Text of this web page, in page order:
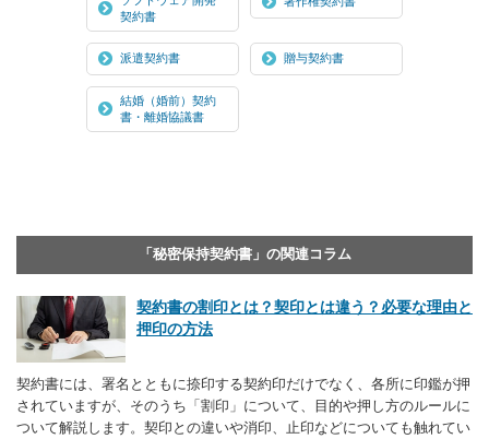
契約書
派遣契約書 贈与契約書
結婚（婚前）契約
書・離婚協議書
「秘密保持契約書」の関連コラム
契約書の割印とは？契印とは違う？必要な理由と
押印の方法
契約書には、署名とともに捺印する契約印だけでなく、各所に印鑑が押
されていますが、そのうち「割印」について、目的や押し方のルールに
ついて解説します。契印との違いや消印、止印などについても触れてい